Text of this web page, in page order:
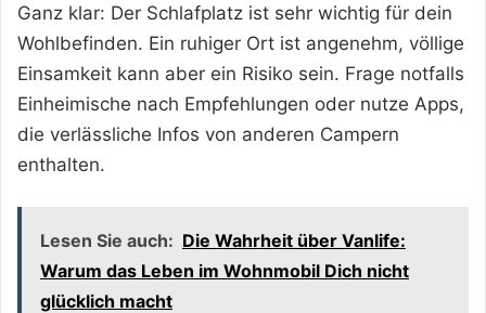
Ganz klar: Der Schlafplatz ist sehr wichtig für dein
Wohlbefinden. Ein ruhiger Ort ist angenehm, völlige
Einsamkeit kann aber ein Risiko sein. Frage notfalls
Einheimische nach Empfehlungen oder nutze Apps,
die verlässliche Infos von anderen Campern
enthalten.
Lesen Sie auch: Die Wahrheit über Vanlife:
Warum das Leben im Wohnmobil Dich nicht
glücklich macht